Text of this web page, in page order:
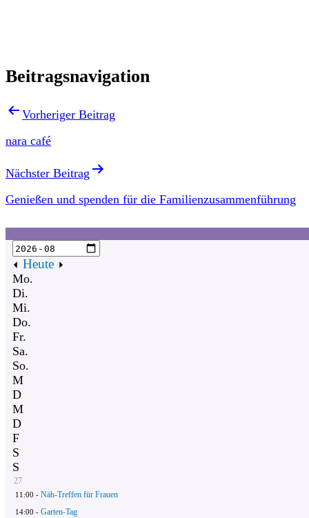
Beitragsnavigation
Vorheriger Beitrag
nara café
Nächster Beitrag
Genießen und spenden für die Familienzusammenführung
Heute
Mo.
Di.
Mi.
Do.
Fr.
Sa.
So.
M
D
M
D
F
S
S
27
11:00 - Näh-Treffen für Frauen
14:00 - Garten-Tag